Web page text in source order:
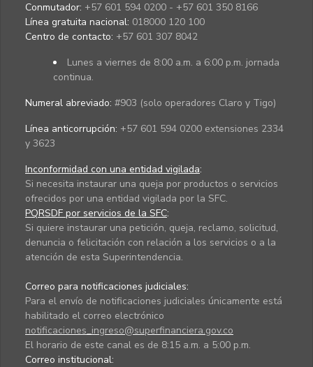
Conmutador: +57 601 594 0200 - +57 601 350 8166
Línea gratuita nacional: 018000 120 100
Centro de contacto: +57 601 307 8042
Lunes a viernes de 8:00 a.m. a 6:00 p.m. jornada
continua.
Numeral abreviado: #903 (solo operadores Claro y Tigo)
Línea anticorrupción: +57 601 594 0200 extensiones 2334
y 3623
Inconformidad con una entidad vigilada:
Si necesita instaurar una queja por productos o servicios
ofrecidos por una entidad vigilada por la SFC.
PQRSDF por servicios de la SFC:
Si quiere instaurar una petición, queja, reclamo, solicitud,
denuncia o felicitación con relación a los servicios o a la
atención de esta Superintendencia.
Correo para notificaciones judiciales:
Para el envío de notificaciones judiciales únicamente está
habilitado el correo electrónico
notificaciones_ingreso@superfinanciera.gov.co
El horario de este canal es de 8:15 a.m. a 5:00 p.m.
Correo institucional: